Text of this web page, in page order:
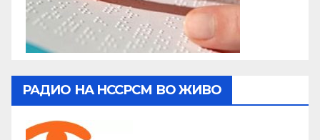
РАДИО НА НССРСМ ВО ЖИВО